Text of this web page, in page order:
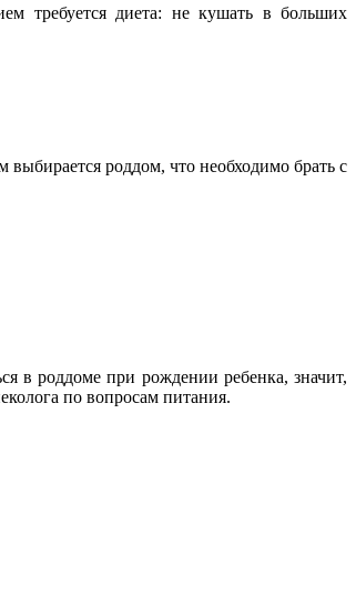
требуется диета: не кушать в больших
роддом, что необходимо брать с
в роддоме при рождении ребенка, значит,
по вопросам питания.